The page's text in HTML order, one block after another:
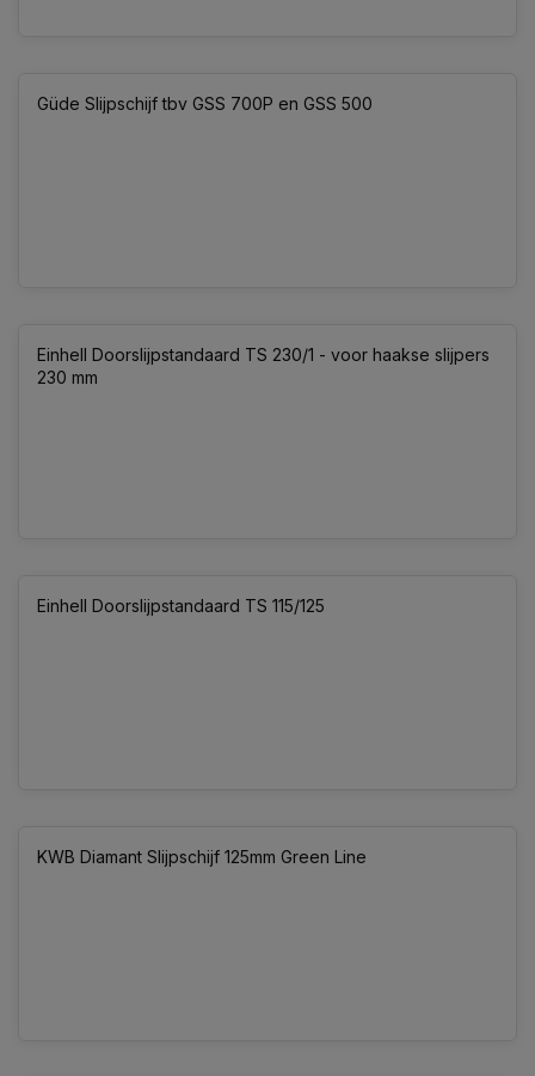
Güde Slijpschijf tbv GSS 700P en GSS 500
Einhell Doorslijpstandaard TS 230/1 - voor haakse slijpers
230 mm
Einhell Doorslijpstandaard TS 115/125
KWB Diamant Slijpschijf 125mm Green Line